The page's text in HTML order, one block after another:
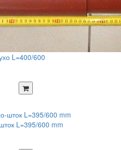
L=400/600
L=395/600 mm